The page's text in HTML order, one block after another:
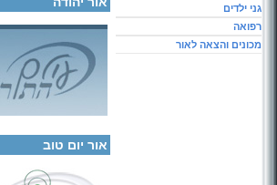
קטגוריות:
אור יום טוב
גני ילדים
רפואה
מכונים והצאה לאור